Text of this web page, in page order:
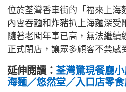
位於荃灣香車街的「福來上海
內雲吞麵和炸豬扒上海麵深受
隨著老闆年事已高，無法繼續
正式閉店，讓眾多顧客不禁感
延伸閱讀： 荃灣驚現餐廳
海麵／悠然堂／入口店零